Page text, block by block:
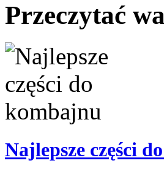
Przeczytać
Najlepsze części